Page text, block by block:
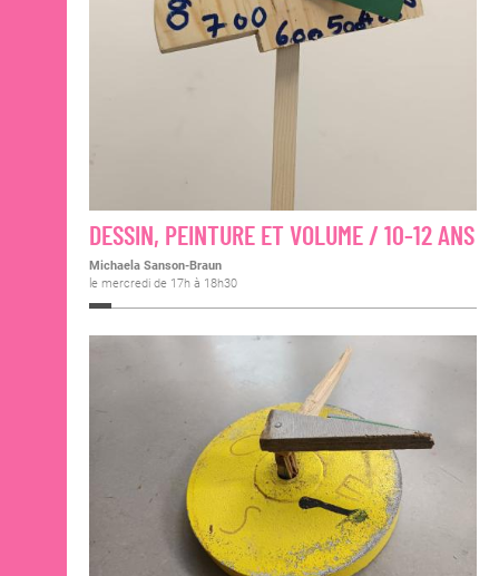
DESSIN, PEINTURE ET VOLUME / 10-12 ANS
Michaela Sanson-Braun
le mercredi de 17h à 18h30